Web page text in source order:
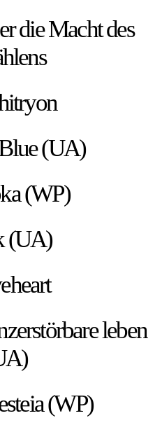
die Macht des
(UA)
(WP)
(UA)
leben
(WP)